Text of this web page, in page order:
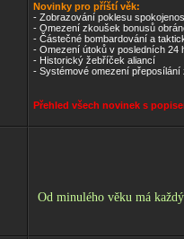
Novinky pro příští věk:
- Zobrazování poklesu
- Omezení zkoušek bonusů
- Částečné bombardování a
- Omezení útoků v posledních 24
- Historický žebříček aliancí
- Systémové omezení
Přehled všech novinek s
Od minulého věku má